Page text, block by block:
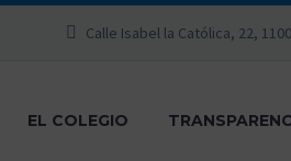
Calle Isabel la Católica, 22,
EL COLEGIO